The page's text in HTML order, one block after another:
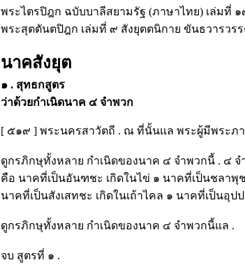
พระไตรปิฎก ฉบับบาลีสยามรัฐ (ภาษาไทย) เล่มที่ ๑
พระสุตตันตปิฎก เล่มที่ ๙ สังยุตตนิกาย ขันธวาร
นาคสังยุต
๑ . สุทธกสูตร
ว่าด้วยกำเนิดนาค ๔ จำพวก
[ ๕๑๙ ] พระนครสาวัตถี . ณ ที่นั้นแล พระผู้มีพระภ
ดูกรภิกษุทั้งหลาย กำเนิดของนาค ๔ จำพวกนี้ . ๔ จ
คือ นาคที่เป็นอันฑชะ เกิดในไข่ ๑ นาคที่เป็นชลาพุ
นาคที่เป็นสังเสทชะ เกิดในเถ้าไคล ๑ นาคที่เป็นอุป
ดูกรภิกษุทั้งหลาย กำเนิดของนาค ๔ จำพวกนี้แล .
จบ สูตรที่ ๑ .